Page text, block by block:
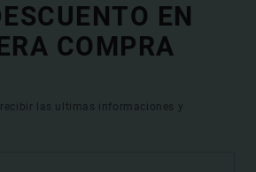
EN
COMPRA
las ultimas informaciones y